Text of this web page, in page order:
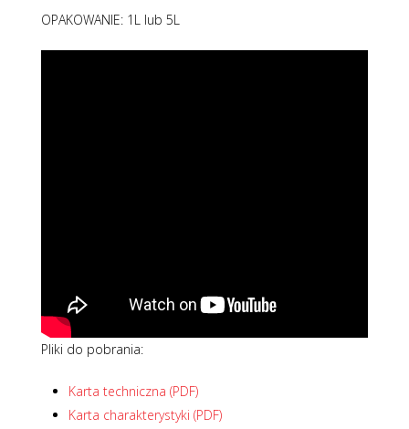
OPAKOWANIE: 1L lub 5L
Pliki do pobrania:
Karta techniczna (PDF)
Karta charakterystyki (PDF)